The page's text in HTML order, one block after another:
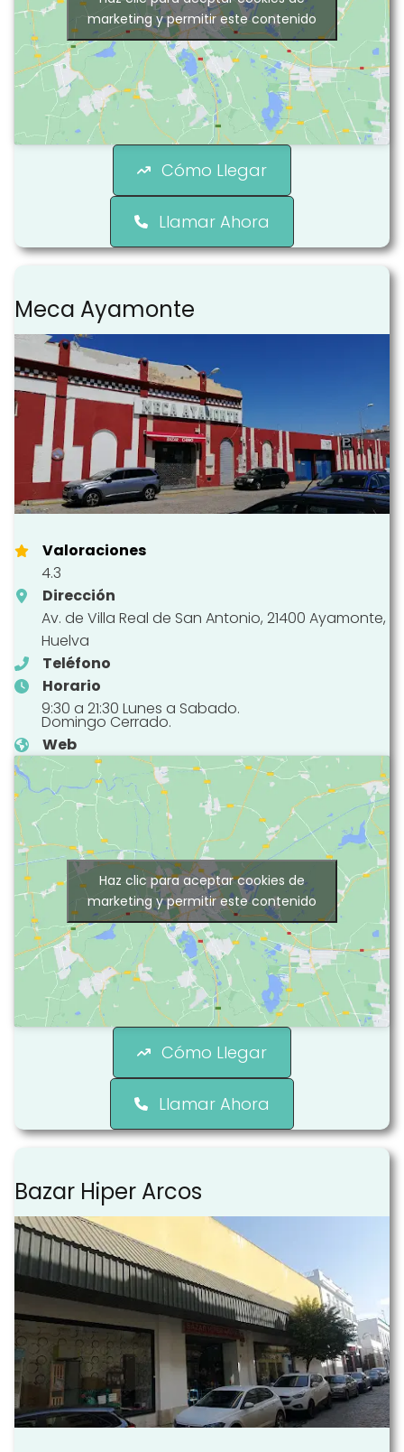
marketing y permitir este contenido
Cómo Llegar
Llamar Ahora
Meca Ayamonte
Valoraciones
4.3
Dirección
Av. de Villa Real de San Antonio, 21400 Ayamonte,
Huelva
Teléfono
Horario
9:30 a 21:30 Lunes a Sabado.
Domingo Cerrado.
Web
Haz clic para aceptar cookies de
marketing y permitir este contenido
Cómo Llegar
Llamar Ahora
Bazar Hiper Arcos